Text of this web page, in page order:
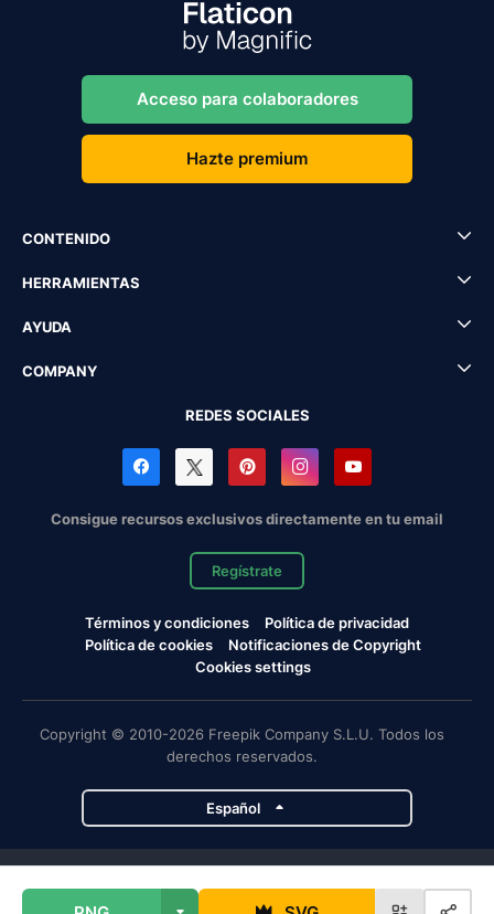
Acceso para colaboradores
Hazte premium
CONTENIDO
HERRAMIENTAS
AYUDA
COMPANY
REDES SOCIALES
Consigue recursos exclusivos directamente en tu email
Regístrate
Términos y condiciones
Política de privacidad
Política de cookies
Notificaciones de Copyright
Cookies settings
Copyright © 2010-2026 Freepik Company S.L.U. Todos los
derechos reservados.
Español